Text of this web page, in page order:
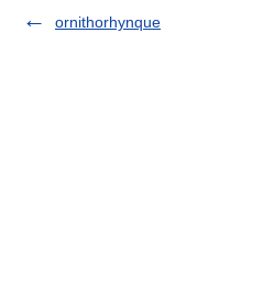
ornithorhynque